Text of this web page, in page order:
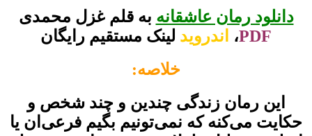
دانلود رمان عاشقانه به قلم غزل محمدی
PDF، اندروید لینک مستقیم رایگان
خلاصه:
این رمان زندگی چندین و چند شخص و
حکایت می‌کنه که نمی‌تونیم بگیم فرعی‌ان یا